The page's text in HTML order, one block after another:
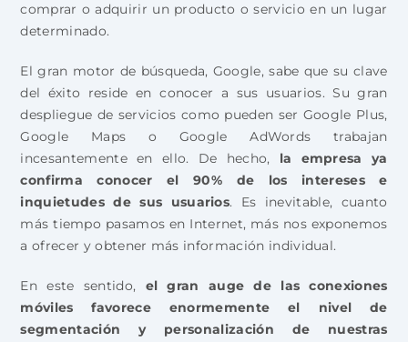
comprar o adquirir un producto o servicio en un lugar
determinado.
El gran motor de búsqueda, Google, sabe que su clave
del éxito reside en conocer a sus usuarios. Su gran
despliegue de servicios como pueden ser Google Plus,
Google Maps o Google AdWords trabajan
incesantemente en ello. De hecho, la empresa ya
confirma conocer el 90% de los intereses e
inquietudes de sus usuarios. Es inevitable, cuanto
más tiempo pasamos en Internet, más nos exponemos
a ofrecer y obtener más información individual.
En este sentido, el gran auge de las conexiones
móviles favorece enormemente el nivel de
segmentación y personalización de nuestras